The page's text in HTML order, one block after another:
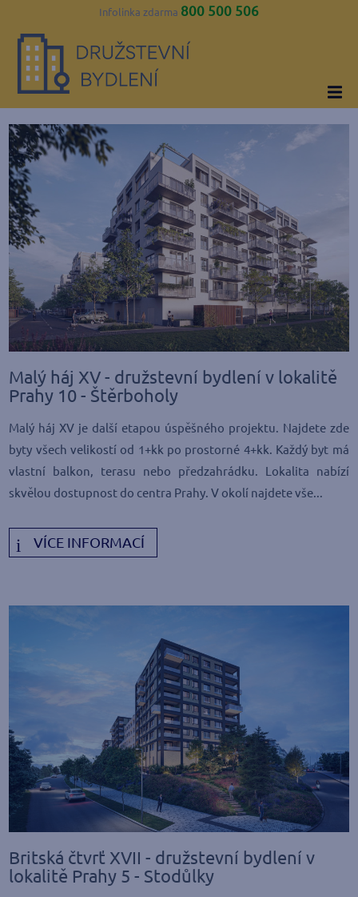
Infolinka zdarma 800 500 506
Malý háj XV - družstevní bydlení v lokalitě
Prahy 10 - Štěrboholy
Malý háj XV je další etapou úspěšného projektu. Najdete zde
byty všech velikostí od 1+kk po prostorné 4+kk. Každý byt má
vlastní balkon, terasu nebo předzahrádku. Lokalita nabízí
skvělou dostupnost do centra Prahy. V okolí najdete vše...
VÍCE INFORMACÍ
Britská čtvrť XVII - družstevní bydlení v
lokalitě Prahy 5 - Stodůlky